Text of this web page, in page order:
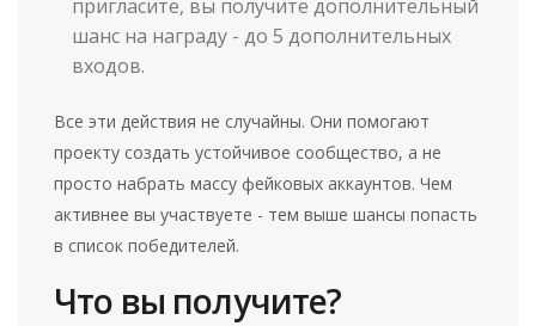
пригласите, вы получите дополнительный
шанс на награду - до 5 дополнительных
входов.
Все эти действия не случайны. Они помогают
проекту создать устойчивое сообщество, а не
просто набрать массу фейковых аккаунтов. Чем
активнее вы участвуете - тем выше шансы попасть
в список победителей.
Что вы получите?